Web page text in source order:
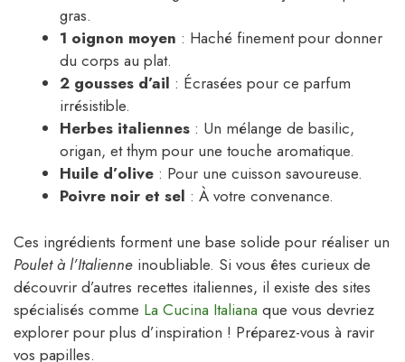
gras.
1 oignon moyen : Haché finement pour donner
du corps au plat.
2 gousses d’ail : Écrasées pour ce parfum
irrésistible.
Herbes italiennes : Un mélange de basilic,
origan, et thym pour une touche aromatique.
Huile d’olive : Pour une cuisson savoureuse.
Poivre noir et sel : À votre convenance.
Ces ingrédients forment une base solide pour réaliser un
Poulet à l’Italienne inoubliable. Si vous êtes curieux de
découvrir d’autres recettes italiennes, il existe des sites
spécialisés comme La Cucina Italiana que vous devriez
explorer pour plus d’inspiration ! Préparez-vous à ravir
vos papilles.